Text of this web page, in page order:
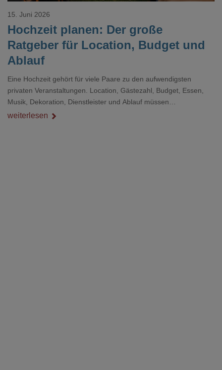
Hochzeit planen: Der große
Ratgeber für Location, Budget und
Ablauf
15. Juni 2026
Eine Hochzeit gehört für viele Paare zu den aufwendigsten
privaten Veranstaltungen. Location, Gästezahl, Budget, Essen,
Musik, Dekoration, Dienstleister und Ablauf müssen
zusammenpassen, damit der Tag gut organisiert ist und trotzdem
weiterlesen